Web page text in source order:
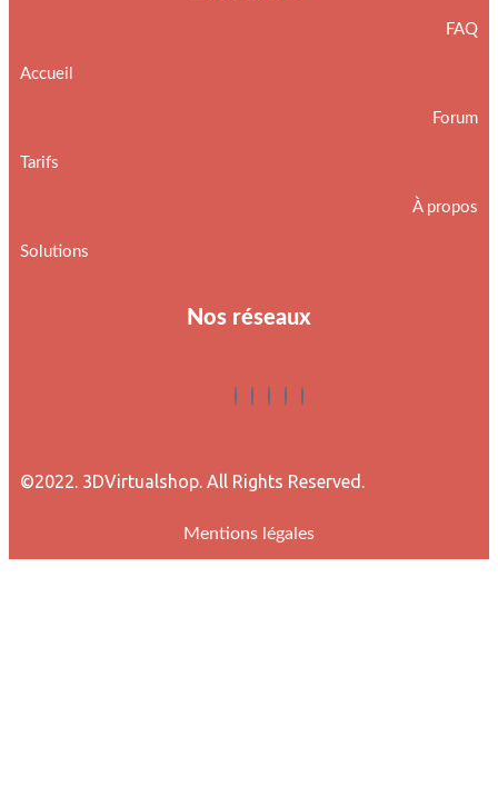
Accueil
Tarifs
Solutions
FAQ
Forum
À propos
Nos réseaux
©2022. 3DVirtualshop. All Rights Reserved.
Mentions légales